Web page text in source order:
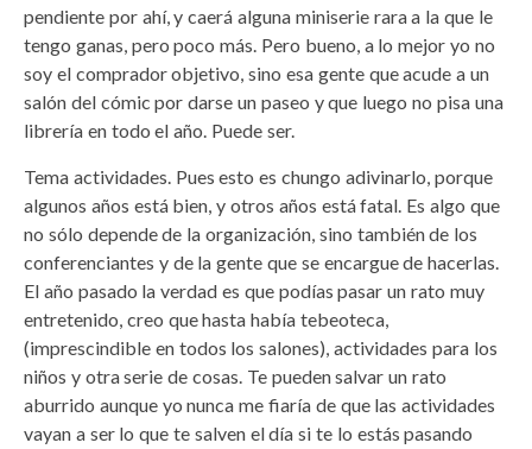
pendiente por ahí, y caerá alguna miniserie rara a la que le
tengo ganas, pero poco más. Pero bueno, a lo mejor yo no
soy el comprador objetivo, sino esa gente que acude a un
salón del cómic por darse un paseo y que luego no pisa una
librería en todo el año. Puede ser.
Tema actividades. Pues esto es chungo adivinarlo, porque
algunos años está bien, y otros años está fatal. Es algo que
no sólo depende de la organización, sino también de los
conferenciantes y de la gente que se encargue de hacerlas.
El año pasado la verdad es que podías pasar un rato muy
entretenido, creo que hasta había tebeoteca,
(imprescindible en todos los salones), actividades para los
niños y otra serie de cosas. Te pueden salvar un rato
aburrido aunque yo nunca me fiaría de que las actividades
vayan a ser lo que te salven el día si te lo estás pasando